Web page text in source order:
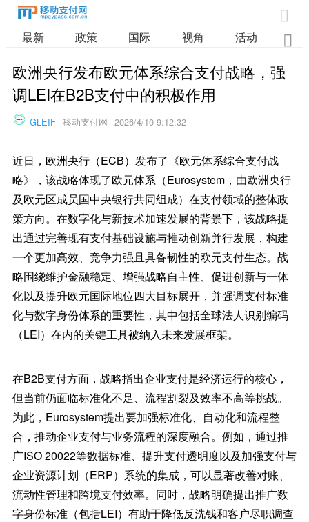

最新 政策 国际 视角 活动 业

欧洲央行发布欧元体系综合支付战略，强
调LEI在B2B支付中的积极作用
GLEIF 移动支付网 2026/4/10 9:12:32
近日，欧洲央行（ECB）发布了《欧元体系综合支付战
略》，该战略体现了欧元体系（Eurosystem，由欧洲央行
及欧元区成员国中央银行共同组成）在支付领域的整体政
策方向。在数字化与新技术加速发展的背景下，该战略提
出通过完善现有支付基础设施与推动创新并行发展，构建
一个更加高效、竞争力强且具备韧性的欧元支付生态。战
略围绕维护金融稳定、增强战略自主性、促进创新与一体
化以及提升欧元国际地位四大目标展开，并强调支付标准
化与数字身份体系的重要性，其中包括全球法人识别编码
（LEI）在内的关键工具被纳入未来发展框架。
在B2B支付方面，战略指出企业支付是经济运行的核心，
但当前仍面临标准化不足、流程割裂及效率不高等挑战。
为此，Eurosystem提出要加强标准化、自动化和流程整
合，推动企业支付与业务流程的深度融合。例如，通过推
广ISO 20022等数据标准、提升支付透明度以及加强支付与
企业资源计划（ERP）系统的集成，可以显著改善对账、
流动性管理和跨境支付效率。同时，战略明确提出推广数
字身份标准（包括LEI）有助于降低反洗钱和客户尽职调查